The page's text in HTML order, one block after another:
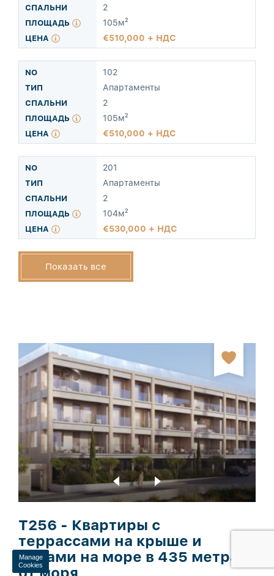
2
105м²
510,000 + НДС
T256 - Квартиры с
террассами на крыше и
видами на море в 435 метрах
Manage
Cookies